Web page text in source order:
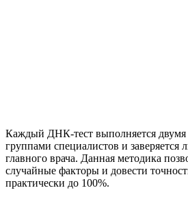
Каждый ДНК-тест выполняется
группами специалистов и заверяется
главного врача. Данная методика
случайные факторы и довести
практически до 100%.